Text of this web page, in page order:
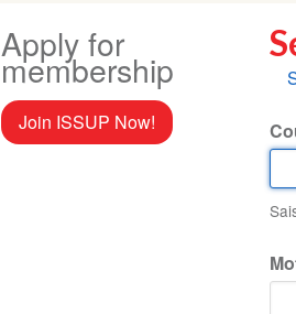
Apply for
membership
Join ISSUP Now!